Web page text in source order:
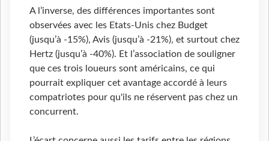
A l’inverse, des différences importantes sont
observées avec les Etats-Unis chez Budget
(jusqu’à -15%), Avis (jusqu’à -21%), et surtout chez
Hertz (jusqu’à -40%). Et l’association de souligner
que ces trois loueurs sont américains, ce qui
pourrait expliquer cet avantage accordé à leurs
compatriotes pour qu'ils ne réservent pas chez un
concurrent.